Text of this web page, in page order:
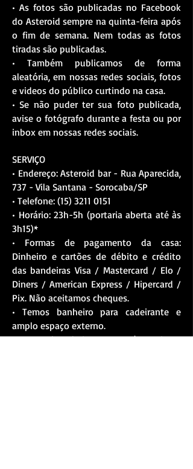
• As fotos são publicadas no Facebook
do Asteroid sempre na quinta-feira após
o fim de semana. Nem todas as fotos
tiradas são publicadas.
• Também publicamos de forma
aleatória, em nossas redes sociais, fotos
e videos do público curtindo na casa.
• Se não puder ter sua foto publicada,
avise o fotógrafo durante a festa ou por
inbox em nossas redes sociais.
SERVIÇO
• Endereço: Asteroid bar - Rua Aparecida,
737 - Vila Santana - Sorocaba/SP
• Telefone: (15) 3211 0151
• Horário: 23h-5h (portaria aberta até às
3h15)*
• Formas de pagamento da casa:
Dinheiro e cartões de débito e crédito
das bandeiras Visa / Mastercard / Elo /
Diners / American Express / Hipercard /
Pix. Não aceitamos cheques.
• Temos banheiro para cadeirante e
amplo espaço externo.
• Temos chapelaria na casa: R$5 por item.